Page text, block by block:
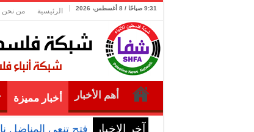
9:31 صباحًا / 8 أغسطس، 2026 الرئيسية من نحن
أهم الأخبار أخبار مميزة
آخر الاخبار فتح تنعى